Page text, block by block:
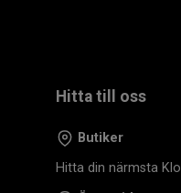
Hitta till oss
Butiker
Hitta din närmsta